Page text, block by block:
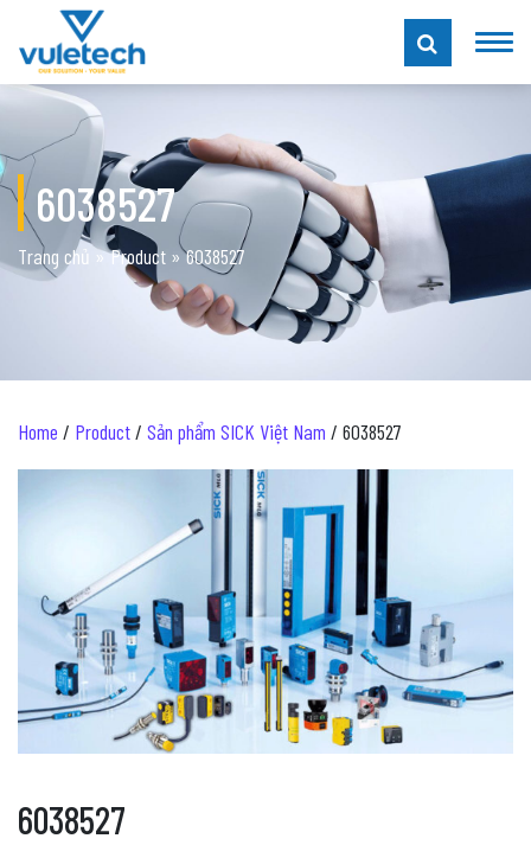
6038527
Trang chủ »Product »6038527
Home / Product/ Sản phẩm SICK Việt Nam / 6038527
6038527